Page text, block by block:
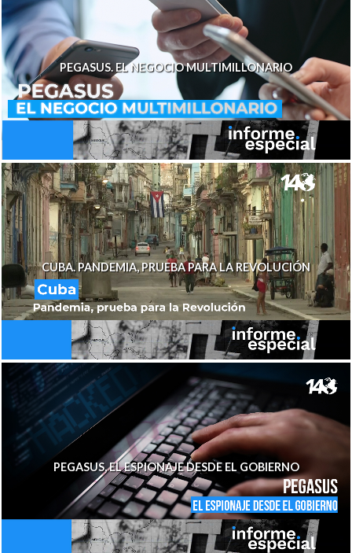
PEGASUS. EL NEGOCIO MULTIMILLONARIO
CUBA. PANDEMIA, PRUEBA PARA LA REVOLUCIÓN
PEGASUS, EL ESPIONAJE DESDE EL GOBIERNO